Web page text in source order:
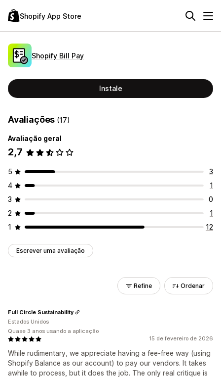
Shopify App Store
Shopify Bill Pay
Instale
Avaliações (17)
Avaliação geral
2,7
5
3
4
1
3
0
2
1
1
12
Escrever uma avaliação
Refine Ordenar
15 de fevereiro de 2026
While rudimentary, we appreciate having a fee-free way (using
Shopify Balance as our account) to pay our vendors. It takes
awhile to process, but it does the job. The only real critique is
Full Circle Sustainability
Estados Unidos
Quase 3 anos usando a aplicação